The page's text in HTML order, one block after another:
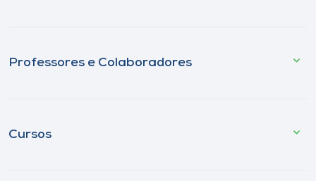
Professores e Colaboradores
Cursos